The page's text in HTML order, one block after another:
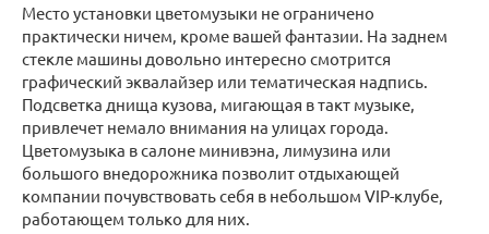
Место установки цветомузыки не ограничено
практически ничем, кроме вашей фантазии. На заднем
стекле машины довольно интересно смотрится
графический эквалайзер или тематическая надпись.
Подсветка днища кузова, мигающая в такт музыке,
привлечет немало внимания на улицах города.
Цветомузыка в салоне минивэна, лимузина или
большого внедорожника позволит отдыхающей
компании почувствовать себя в небольшом VIP-клубе,
работающем только для них.